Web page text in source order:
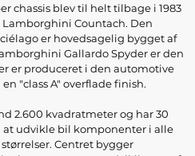
chassis blev til helt tilbage i 1983
Countach. Den
er hovedsagelig bygget af
Gallardo Spyder er den
er produceret i den automotive
"class A" overflade finish.
2.600 kvadratmeter og har 30
at udvikle bil komponenter i alle
Centret bygger